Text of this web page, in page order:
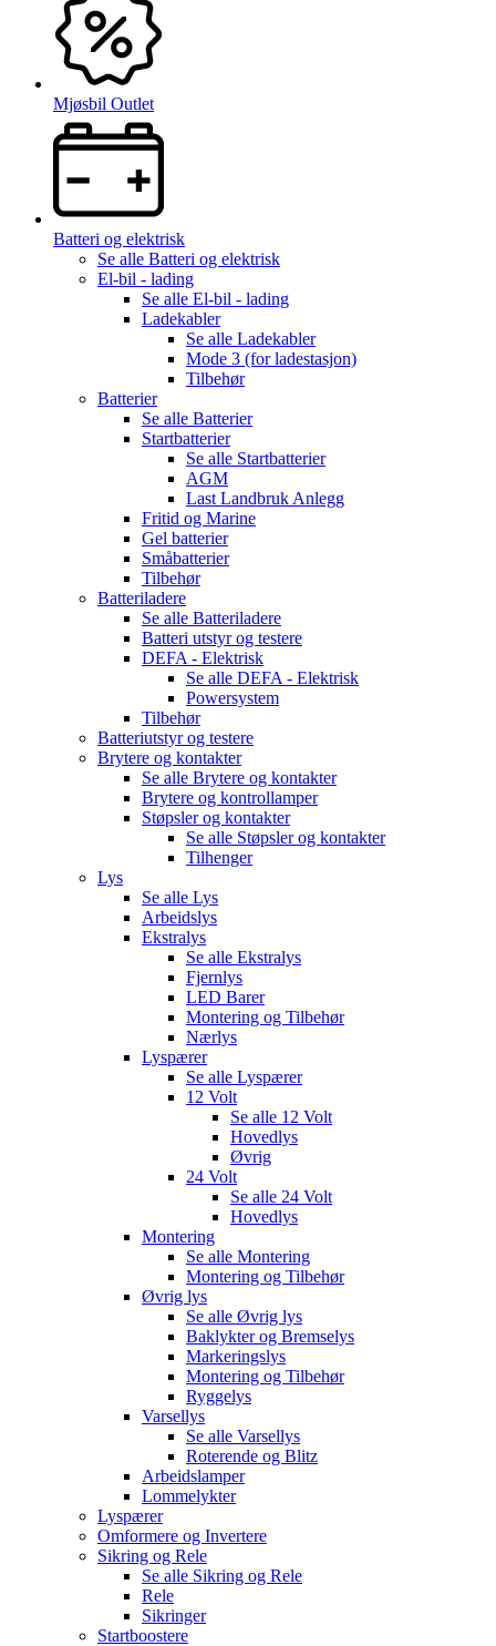
Mjøsbil Outlet
Batteri og elektrisk
Se alle Batteri og elektrisk
El-bil - lading
Se alle El-bil - lading
Ladekabler
Se alle Ladekabler
Mode 3 (for ladestasjon)
Tilbehør
Batterier
Se alle Batterier
Startbatterier
Se alle Startbatterier
AGM
Last Landbruk Anlegg
Fritid og Marine
Gel batterier
Småbatterier
Tilbehør
Batteriladere
Se alle Batteriladere
Batteri utstyr og testere
DEFA - Elektrisk
Se alle DEFA - Elektrisk
Powersystem
Tilbehør
Batteriutstyr og testere
Brytere og kontakter
Se alle Brytere og kontakter
Brytere og kontrollamper
Støpsler og kontakter
Se alle Støpsler og kontakter
Tilhenger
Lys
Se alle Lys
Arbeidslys
Ekstralys
Se alle Ekstralys
Fjernlys
LED Barer
Montering og Tilbehør
Nærlys
Lyspærer
Se alle Lyspærer
12 Volt
Se alle 12 Volt
Hovedlys
Øvrig
24 Volt
Se alle 24 Volt
Hovedlys
Montering
Se alle Montering
Montering og Tilbehør
Øvrig lys
Se alle Øvrig lys
Baklykter og Bremselys
Markeringslys
Montering og Tilbehør
Ryggelys
Varsellys
Se alle Varsellys
Roterende og Blitz
Arbeidslamper
Lommelykter
Lyspærer
Omformere og Invertere
Sikring og Rele
Se alle Sikring og Rele
Rele
Sikringer
Startboostere